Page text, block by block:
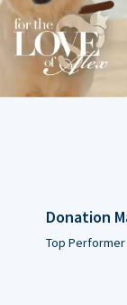
Donation
Top Performer